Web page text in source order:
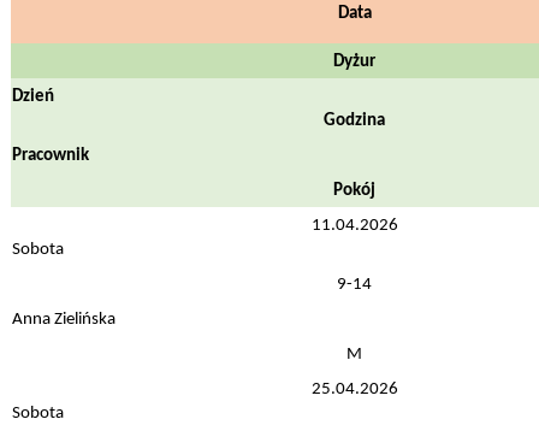
Data
Dyżur
Dzień
Godzina
Pracownik
Pokój
11.04.2026
Sobota
9-14
Anna Zielińska
M
25.04.2026
Sobota